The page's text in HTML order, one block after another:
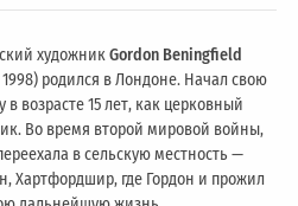
художникGordon Beningfield
родился в Лондоне. Начал свою
в возрасте 15 лет, как церковный
Во время второй мировой войны,
в сельскую местность —
Хартфордшир, где Гордон и прожил